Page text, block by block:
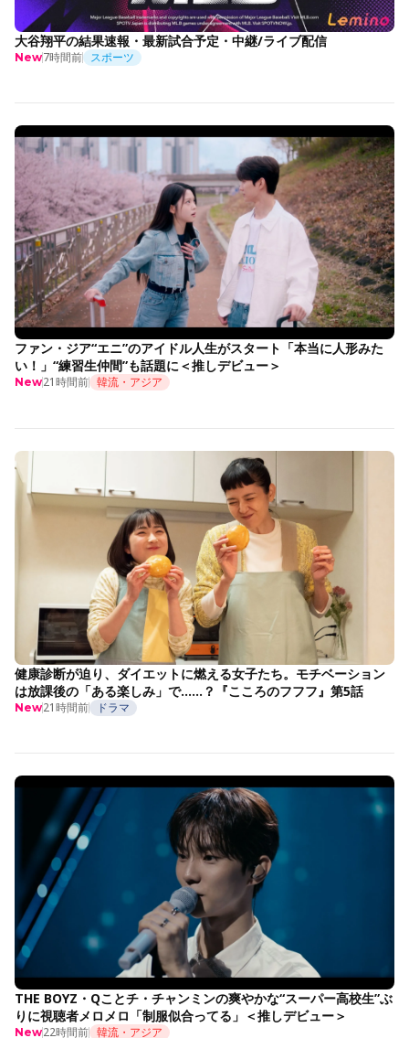
大谷翔平の結果速報・最新試合予定・中継/ライブ配信
New7時間前 スポーツ
ファン・ジア“エニ”のアイドル人生がスタート「本当に人形みた
い！」“練習生仲間”も話題に＜推しデビュー＞
New21時間前 韓流・アジア
健康診断が迫り、ダイエットに燃える女子たち。モチベーション
は放課後の「ある楽しみ」で……？『こころのフフフ』第5話
New21時間前 ドラマ
THE BOYZ・Qことチ・チャンミンの爽やかな“スーパー高校生”ぶ
りに視聴者メロメロ「制服似合ってる」＜推しデビュー＞
New22時間前 韓流・アジア